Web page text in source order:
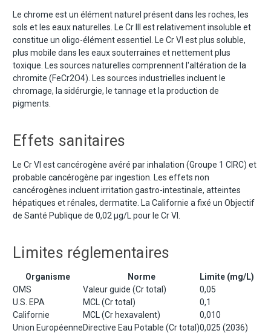
Le chrome est un élément naturel présent dans les roches, les
sols et les eaux naturelles. Le Cr III est relativement insoluble et
constitue un oligo-élément essentiel. Le Cr VI est plus soluble,
plus mobile dans les eaux souterraines et nettement plus
toxique. Les sources naturelles comprennent l'altération de la
chromite (FeCr2O4). Les sources industrielles incluent le
chromage, la sidérurgie, le tannage et la production de
pigments.
Effets sanitaires
Le Cr VI est cancérogène avéré par inhalation (Groupe 1 CIRC) et
probable cancérogène par ingestion. Les effets non
cancérogènes incluent irritation gastro-intestinale, atteintes
hépatiques et rénales, dermatite. La Californie a fixé un Objectif
de Santé Publique de 0,02 µg/L pour le Cr VI.
Limites réglementaires
Organisme Norme
Limite (mg/L)
OMS
Valeur guide (Cr total)
0,05
U.S. EPA
MCL (Cr total)
0,1
Californie
MCL (Cr hexavalent)
0,010
Union EuropéenneDirective Eau Potable (Cr total)0,025 (2036)